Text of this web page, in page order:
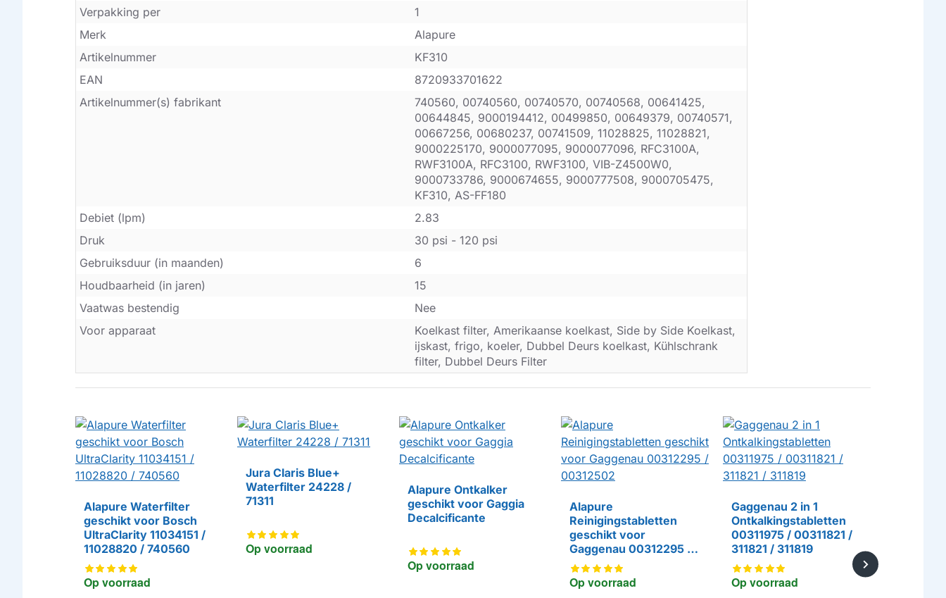
Verpakking per
1
Merk
Alapure
Artikelnummer
KF310
EAN
8720933701622
Artikelnummer(s) fabrikant
740560, 00740560, 00740570, 00740568, 00641425,
00644845, 9000194412, 00499850, 00649379, 00740571,
00667256, 00680237, 00741509, 11028825, 11028821,
9000225170, 9000077095, 9000077096, RFC3100A,
RWF3100A, RFC3100, RWF3100, VIB-Z4500W0,
9000733786, 9000674655, 9000777508, 9000705475,
KF310, AS-FF180
Debiet (lpm)
2.83
Druk
30 psi - 120 psi
Gebruiksduur (in maanden)
6
Houdbaarheid (in jaren)
15
Vaatwas bestendig
Nee
Voor apparaat
Koelkast filter, Amerikaanse koelkast, Side by Side Koelkast,
ijskast, frigo, koeler, Dubbel Deurs koelkast, Kühlschrank
filter, Dubbel Deurs Filter
HUISMERK
Op voorraad
Alapure Waterfilter
geschikt voor Bosch
UltraClarity 11034151 /
11028820 / 740560
Op voorraad
Jura Claris Blue+
Waterfilter 24228 /
71311​​​​​​​
HUISMERK
Op voorraad
Alapure Ontkalker
geschikt voor Gaggia
Decalcificante
HUISMERK
Op voorraad
Alapure
Reinigingstabletten
geschikt voor
Gaggenau 00312295 /
00312502
Op voorraad
Gaggenau 2 in 1
Ontkalkingstabletten
00311975 / 00311821 /
311821 / 311819